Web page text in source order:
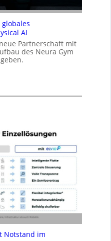
AI
Partnerschaft mit
des Neura Gym
Notstand im